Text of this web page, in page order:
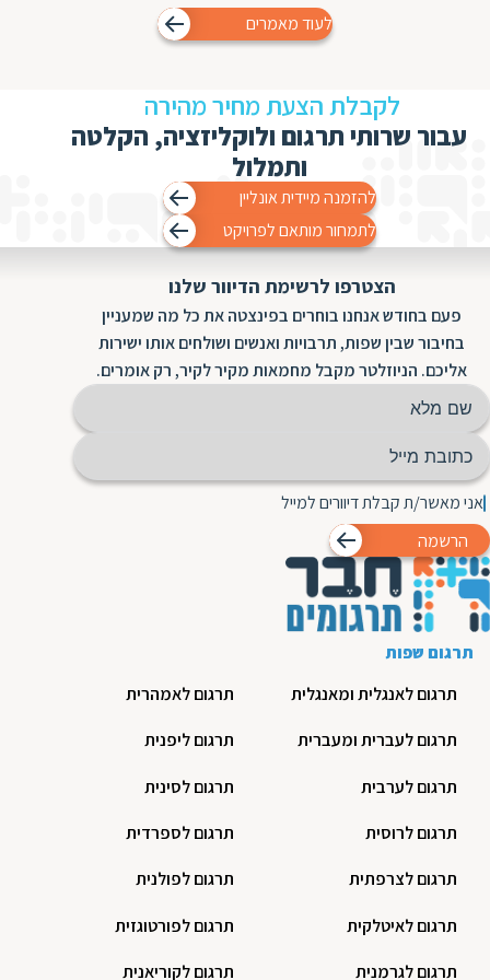
לעוד מאמרים
לקבלת הצעת מחיר מהירה
עבור שרותי תרגום ולוקליזציה, הקלטה
ותמלול
להזמנה מיידית אונליין
לתמחור מותאם לפרויקט
הצטרפו לרשימת הדיוור שלנו
פעם בחודש אנחנו בוחרים בפינצטה את כל מה שמעניין
בחיבור שבין שפות, תרבויות ואנשים ושולחים אותו ישירות
אליכם. הניוזלטר מקבל מחמאות מקיר לקיר, רק אומרים.
אני מאשר/ת קבלת דיוורים למייל
הרשמה
תרגום שפות
תרגום לאנגלית ומאנגלית
תרגום לעברית ומעברית
תרגום לערבית
תרגום לרוסית
תרגום לצרפתית
תרגום לאיטלקית
תרגום לגרמנית
תרגום לאמהרית
תרגום ליפנית
תרגום לסינית
תרגום לספרדית
תרגום לפולנית
תרגום לפורטוגזית
תרגום לקוריאנית